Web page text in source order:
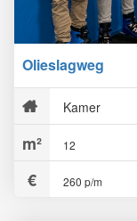
Olieslagweg
Kamer
12
260 p/m